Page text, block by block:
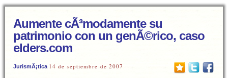
Aumente cÃ³modamente su
patrimonio con un genÃ©rico, caso
elders.com
JurismÃ¡tica 14 de septiembre de 2007